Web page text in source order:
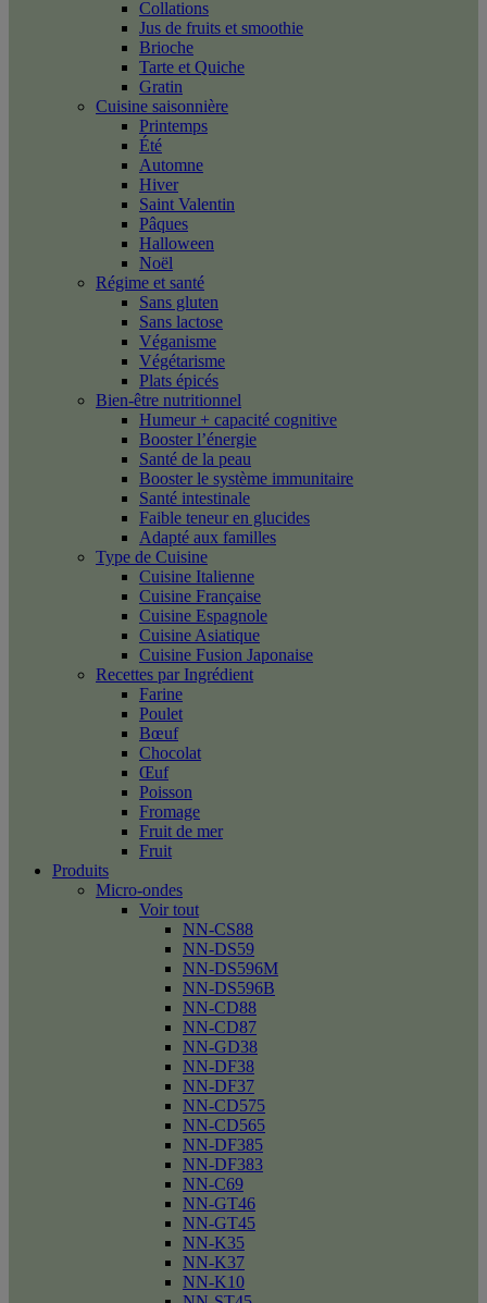
Collations
Jus de fruits et smoothie
Brioche
Tarte et Quiche
Gratin
Cuisine saisonnière
Printemps
Été
Automne
Hiver
Saint Valentin
Pâques
Halloween
Noël
Régime et santé
Sans gluten
Sans lactose
Véganisme
Végétarisme
Plats épicés
Bien-être nutritionnel
Humeur + capacité cognitive
Booster l’énergie
Santé de la peau
Booster le système immunitaire
Santé intestinale
Faible teneur en glucides
Adapté aux familles
Type de Cuisine
Cuisine Italienne
Cuisine Française
Cuisine Espagnole
Cuisine Asiatique
Cuisine Fusion Japonaise
Recettes par Ingrédient
Farine
Poulet
Bœuf
Chocolat
Œuf
Poisson
Fromage
Fruit de mer
Fruit
Produits
Micro-ondes
Voir tout
NN-CS88
NN-DS59
NN-DS596M
NN-DS596B
NN-CD88
NN-CD87
NN-GD38
NN-DF38
NN-DF37
NN-CD575
NN-CD565
NN-DF385
NN-DF383
NN-C69
NN-GT46
NN-GT45
NN-K35
NN-K37
NN-K10